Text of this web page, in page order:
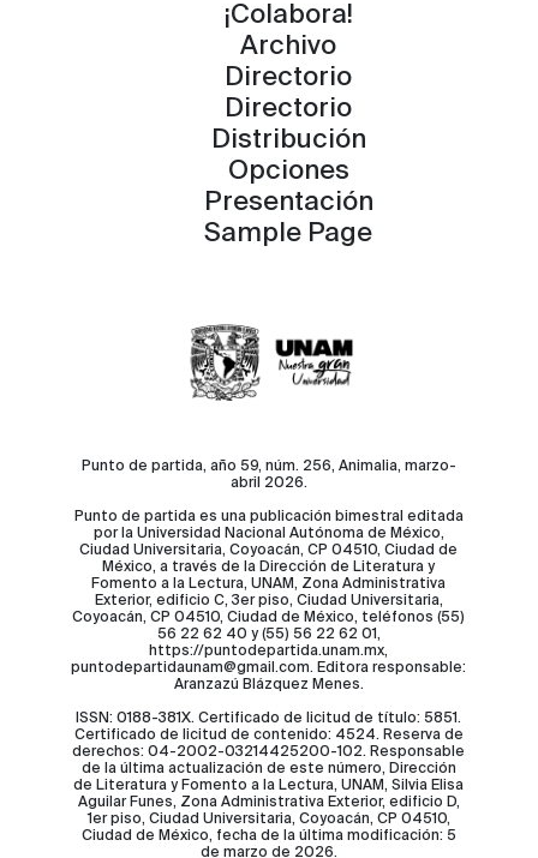
¡Colabora!
Archivo
Directorio
Directorio
Distribución
Opciones
Presentación
Sample Page
Punto de partida, año 59, núm. 256, Animalia, marzo-
abril 2026.
Punto de partida es una publicación bimestral editada
por la Universidad Nacional Autónoma de México,
Ciudad Universitaria, Coyoacán, CP 04510, Ciudad de
México, a través de la Dirección de Literatura y
Fomento a la Lectura, UNAM, Zona Administrativa
Exterior, edificio C, 3er piso, Ciudad Universitaria,
Coyoacán, CP 04510, Ciudad de México, teléfonos (55)
56 22 62 40 y (55) 56 22 62 01,
https://puntodepartida.unam.mx,
puntodepartidaunam@gmail.com. Editora responsable:
Aranzazú Blázquez Menes.
ISSN: 0188-381X. Certificado de licitud de título: 5851.
Certificado de licitud de contenido: 4524. Reserva de
derechos: 04-2002-03214425200-102. Responsable
de la última actualización de este número, Dirección
de Literatura y Fomento a la Lectura, UNAM, Silvia Elisa
Aguilar Funes, Zona Administrativa Exterior, edificio D,
1er piso, Ciudad Universitaria, Coyoacán, CP 04510,
Ciudad de México, fecha de la última modificación: 5
de marzo de 2026.